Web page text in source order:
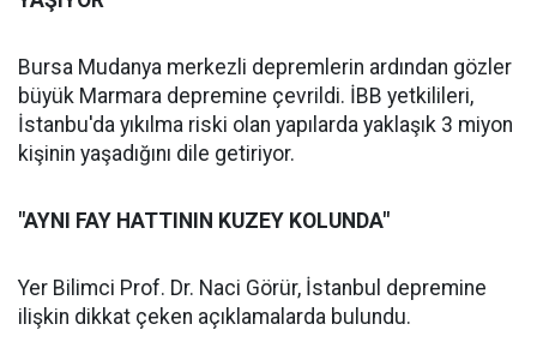
Bursa Mudanya merkezli depremlerin ardından gözler
büyük Marmara depremine çevrildi. İBB yetkilileri,
İstanbu'da yıkılma riski olan yapılarda yaklaşık 3 miyon
kişinin yaşadığını dile getiriyor.
"AYNI FAY HATTININ KUZEY KOLUNDA"
Yer Bilimci Prof. Dr. Naci Görür, İstanbul depremine
ilişkin dikkat çeken açıklamalarda bulundu.